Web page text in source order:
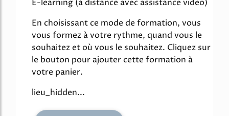
E-learning (à distance avec assistance video)
En choisissant ce mode de formation, vous
vous formez à votre rythme, quand vous le
souhaitez et où vous le souhaitez. Cliquez sur
le bouton pour ajouter cette formation à
votre panier.
lieu_hidden...